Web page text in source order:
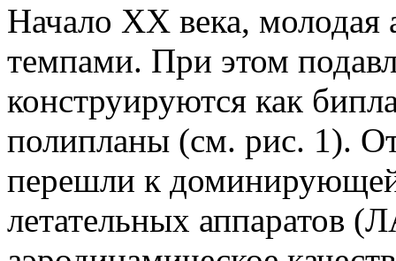
Начало ХХ века, молодая
темпами. При этом
конструируются как
полипланы (см. рис. 1).
перешли к
летательных аппаратов